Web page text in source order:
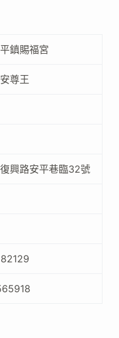
鎮賜福宮
尊王
興路安平巷臨32號